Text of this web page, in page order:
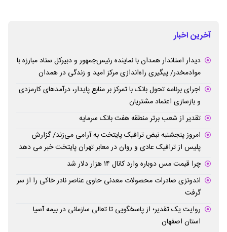
آخرین اخبار
دیدار استاندار همدان با نماینده رئیس‌جمهور و دبیرکل ستاد مبارزه با
موادمخدر/ پیگیری راه‌اندازی مرکز امید و زندگی در همدان
اجرای برنامه تحول بانک با تمرکز بر منابع پایدار، درآمدهای کارمزدی
و بازسازی اعتماد مشتریان
تقدیر از شعب برتر منطقه هفت بانک سرمایه
امروز پنجشنبه نبض ترافیک پایتخت به آرامی می‌زند/ گزارش
پلیس از ترافیک عادی و روان در معابر تهران پایتخت خبر می دهد
چرا قیمت مس دوباره وارد کانال ۱۴ هزار دلار شد
اندونزی صادرات محصولات معدنی حاوی عناصر نادر خاکی را از سر
گرفت
روایت یک تقدیر؛ از پاسخگویی تا تعالی سازمانی در بیمه آسیا
استان اصفهان